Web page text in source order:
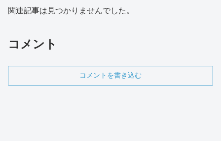
関連記事は見つかりませんでした。
コメント
コメントを書き込む